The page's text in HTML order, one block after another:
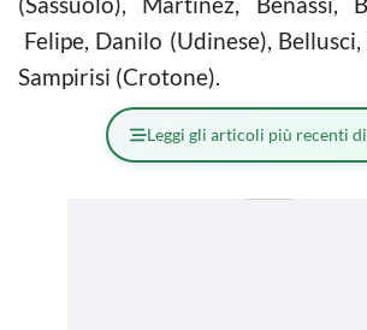
Felipe, Danilo (Udinese),
Sampirisi (Crotone).
Leggi gli articoli più recenti di